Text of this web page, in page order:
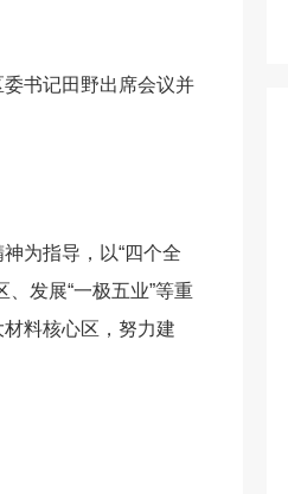
书记田野出席会议并
为指导，以“四个全
发展“一极五业”等重
料核心区，努力建